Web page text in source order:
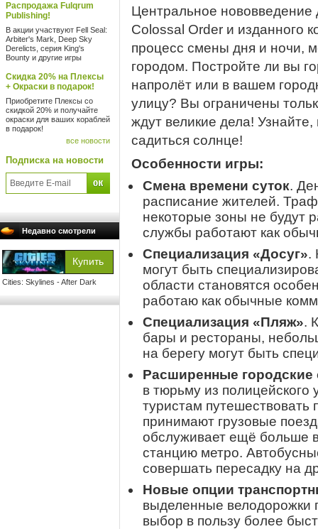
Распродажа Fulqrum
Publishing!
В акции участвуют Fell Seal:
Arbiter's Mark, Deep Sky
Derelicts, серия King's
Bounty и другие игры
Скидка 20% на Плексы
+ Окраски в подарок!
Приобретите Плексы со
скидкой 20% и получайте
окраски для ваших кораблей
в подарок!
все новости
Подписка на новости
Недавно смотрели
Cities: Skylines - After Dark
Центральное нововведение
Colossal Order и изданного
процесс смены дня и ночи,
городом. Постройте ли вы
напролёт или в вашем
улицу? Вы ограничены
ждут великие дела! Узнайте,
садиться солнце!
Особенности игры:
Смена времени суток.
расписание жителей.
некоторые зоны не будут
службы работают как
Специализация «Досуг».
могут быть
области становятся
работаю как обычные
Специализация «Пляж».
бары и рестораны,
на берегу могут быть
Расширенные
в тюрьму из полицейского
туристам путешествовать
принимают грузовые
обслуживает ещё больше
станцию метро.
совершать пересадку на
Новые опции
выделенные велодорожки
выбор в пользу более